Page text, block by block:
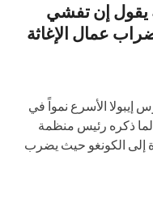
يقول إن تفشي
عمال الإغاثة
إيبولا الأسرع نمواً في
ذكره رئيس منظمة
إلى الكونغو حيث يضرب